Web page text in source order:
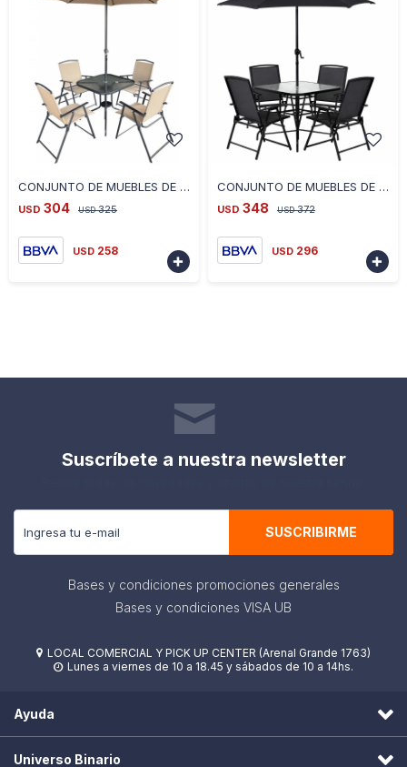
CONJUNTO DE MUEBLES DE JARDIN ACAPULCO
USD 304 USD 325
USD 258

CONJUNTO DE MUEBLES DE JARDIN CHICAGO
USD 348 USD 372
USD 296

Suscríbete a nuestra newsletter
SUSCRIBIRME
Bases y condiciones promociones generales
Bases y condiciones VISA UB
 LOCAL COMERCIAL Y PICK UP CENTER (Arenal Grande 1763)
 Lunes a viernes de 10 a 18.45 y sábados de 10 a 14hs.
Ayuda
Universo Binario